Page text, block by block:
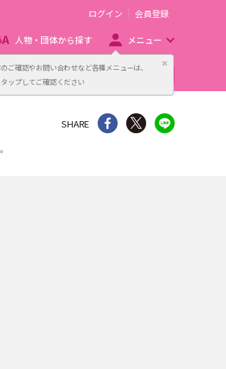
ご確認やお問い合わせなど各種メニューは、
ップしてご確認ください
閉じる
ログイン 会員登録
人物・団体から探す メニュー
主催者向け販売サービス
SHARE シェア Twitter